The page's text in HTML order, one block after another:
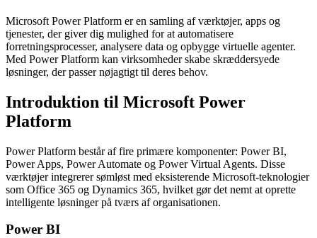
Microsoft Power Platform er en samling af værktøjer, apps og
tjenester, der giver dig mulighed for at automatisere
forretningsprocesser, analysere data og opbygge virtuelle agenter.
Med Power Platform kan virksomheder skabe skræddersyede
løsninger, der passer nøjagtigt til deres behov.
Introduktion til Microsoft Power
Platform
Power Platform består af fire primære komponenter: Power BI,
Power Apps, Power Automate og Power Virtual Agents. Disse
værktøjer integrerer sømløst med eksisterende Microsoft-teknologier
som Office 365 og Dynamics 365, hvilket gør det nemt at oprette
intelligente løsninger på tværs af organisationen.
Power BI